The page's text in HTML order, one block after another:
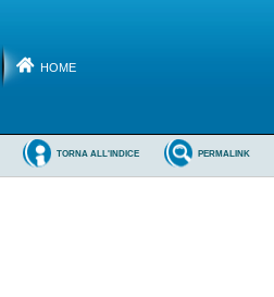
HOME
PERMALINK
TORNA ALL'INDICE